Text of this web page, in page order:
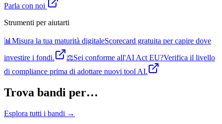
Parla con noi
Strumenti per aiutarti
📊 Misura la tua maturità digitaleScorecard gratuita per capire dove
investire i fondi.
⚖️Sei conforme all'AI Act EU?Verifica il livello
di compliance prima di adottare nuovi tool AI.
Trova bandi per…
Esplora tutti i bandi →